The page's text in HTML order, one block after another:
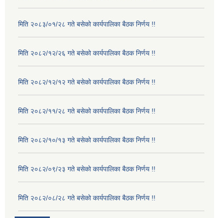
मिति २०८३/०१/२८ गते बसेको कार्यपालिका बैठक निर्णय !!
मिति २०८२/१२/२६ गते बसेको कार्यपालिका बैठक निर्णय !!
मिति २०८२/१२/१२ गते बसेको कार्यपालिका बैठक निर्णय !!
मिति २०८२/११/२८ गते बसेको कार्यपालिका बैठक निर्णय !!
मिति २०८२/१०/१३ गते बसेको कार्यपालिका बैठक निर्णय !!
मिति २०८२/०९/२३ गते बसेको कार्यपालिका बैठक निर्णय !!
मिति २०८२/०८/२८ गते बसेको कार्यपालिका बैठक निर्णय !!